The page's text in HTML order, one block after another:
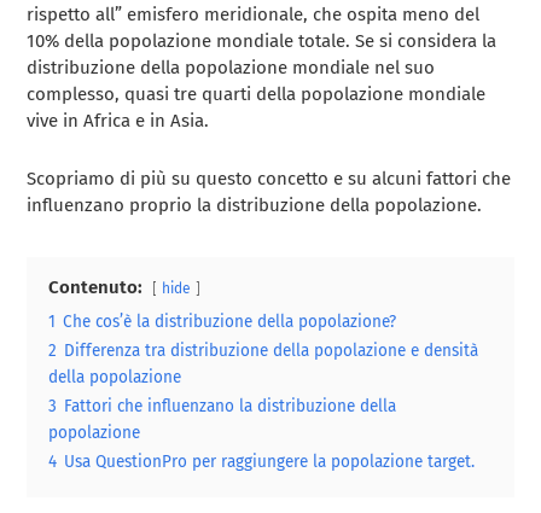
rispetto all” emisfero meridionale, che ospita meno del
10% della popolazione mondiale totale. Se si considera la
distribuzione della popolazione mondiale nel suo
complesso, quasi tre quarti della popolazione mondiale
vive in Africa e in Asia.
Scopriamo di più su questo concetto e su alcuni fattori che
influenzano proprio la distribuzione della popolazione.
Contenuto: hide
1 Che cos’è la distribuzione della popolazione?
2 Differenza tra distribuzione della popolazione e densità
della popolazione
3 Fattori che influenzano la distribuzione della
popolazione
4 Usa QuestionPro per raggiungere la popolazione target.